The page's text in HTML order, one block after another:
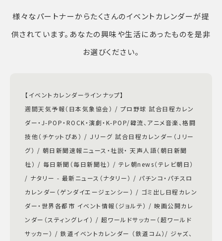
様々なパートナーからたくさんのイベントカレンダーが提
供されています。あなたの興味や生活にあったものを是非
お選びください。
【イベントカレンダーラインナップ】
週間天気予報（日本気象協会） / プロ野球 試合日程カレン
ダー・J-POP・ROCK・演劇・K-POP/韓流、アニメ音楽、格闘
技他（チケットぴあ） / Ｊリーグ 試合日程カレンダー（Ｊリー
グ） / 朝日新聞速報ニュース・社説・ 天声人語（朝日新聞
社） / 毎日新聞（毎日新聞社） / テレ朝news（テレビ朝日）
/ ナタリー - 最新ニュース（ナタリー） / パチンコ・パチスロ
カレンダー（ゲンダイエージェンシー） / ゴミ出し日程カレン
ダー・世界各都市 イベント情報（ジョルテ） / 映画公開カレ
ンダー（スティングレイ） / 超ワールドサッカー（超ワールド
サッカー） / 鉄道イベントカレンダー （鉄道コム）/ ジャズ、